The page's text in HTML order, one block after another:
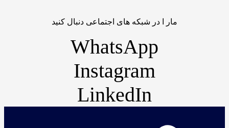
مار ا در شبکه های اجتماعی دنبال کنید
WhatsApp
Instagram
LinkedIn